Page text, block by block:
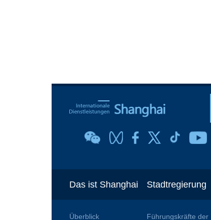
Das ist Shanghai
Überblick
Stadtregierung
Führungskräfte der